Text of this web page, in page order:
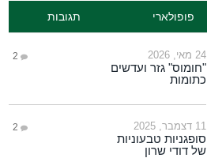
פופולארי תגובות
24 מאי, 2026 2
"חומוס" גזר ועדשים
כתומות
11 דצמבר, 2025 2
סופגניות טבעוניות
של דודי שרון